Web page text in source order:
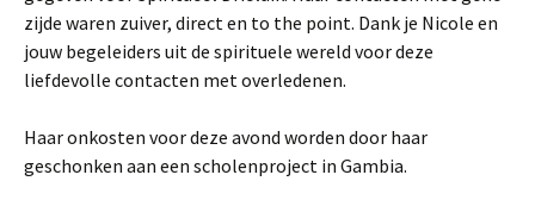
zijde waren zuiver, direct en to the point. Dank je Nicole en
jouw begeleiders uit de spirituele wereld voor deze
liefdevolle contacten met overledenen.
Haar onkosten voor deze avond worden door haar
geschonken aan een scholenproject in Gambia.